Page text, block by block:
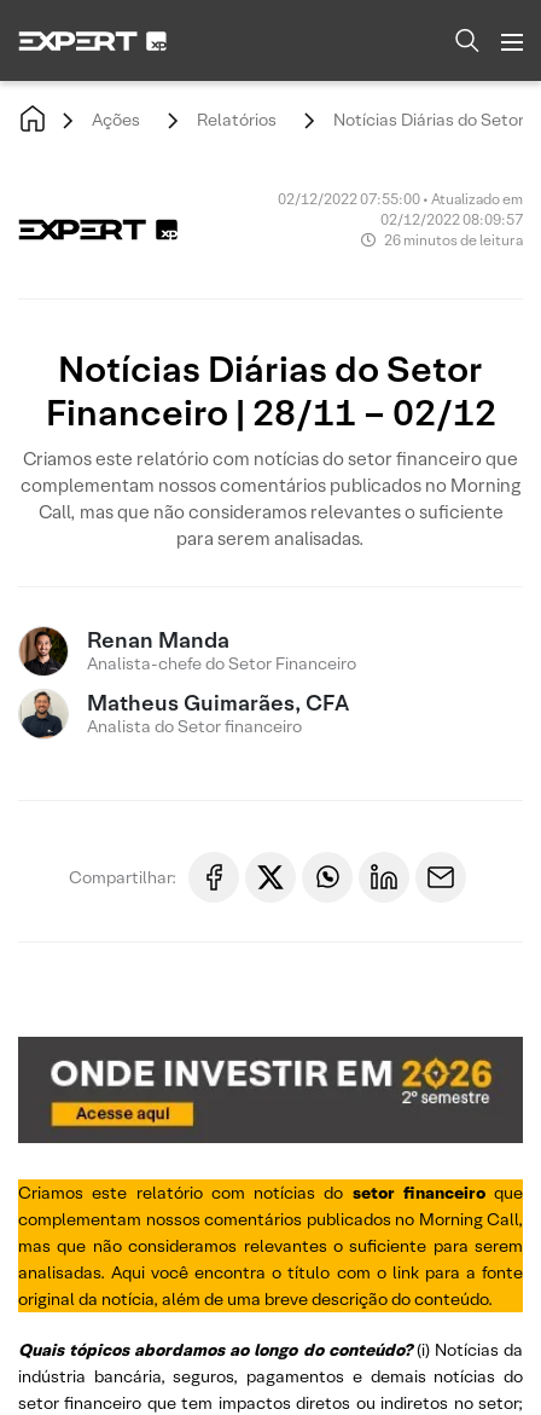
Ações Relatórios Notícias Diárias do Setor
02/12/2022 07:55:00 • Atualizado em
02/12/2022 08:09:57
26 minutos de leitura
Notícias Diárias do Setor
Financeiro | 28/11 – 02/12
Criamos este relatório com notícias do setor financeiro que
complementam nossos comentários publicados no Morning
Call, mas que não consideramos relevantes o suficiente
para serem analisadas.
Renan Manda
Analista-chefe do Setor Financeiro
Matheus Guimarães, CFA
Analista do Setor financeiro
Compartilhar:
Criamos este relatório com notícias do setor financeiroque
complementam nossos comentários publicados no Morning Call,
mas que não consideramos relevantes o suficiente para serem
analisadas. Aqui você encontra o título com o link para a fonte
original da notícia, além de uma breve descrição do conteúdo.
Quais tópicos abordamos ao longo do conteúdo? (i) Notícias da
indústria bancária, seguros, pagamentos e demais notícias do
setor financeiro que tem impactos diretos ou indiretos no setor;